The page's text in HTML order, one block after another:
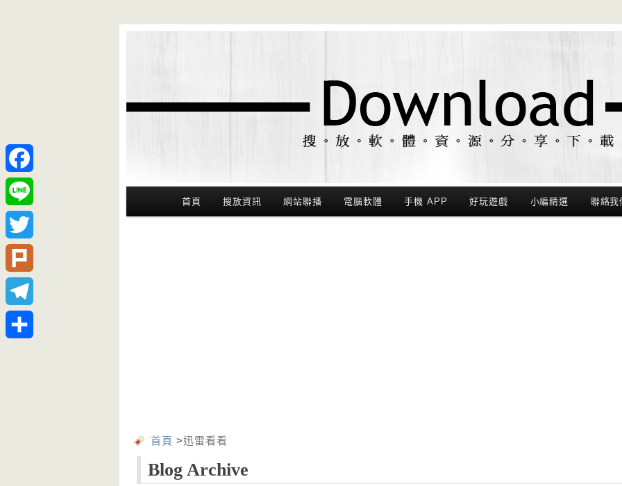
Main Menu
首頁 搜放資訊 網站聯播 電腦軟體 手機 APP 好玩遊戲 小編精選 聯絡我
首頁 >迅雷看看
Blog Archive
Facebook
Line
Twitter
Plurk
Telegram